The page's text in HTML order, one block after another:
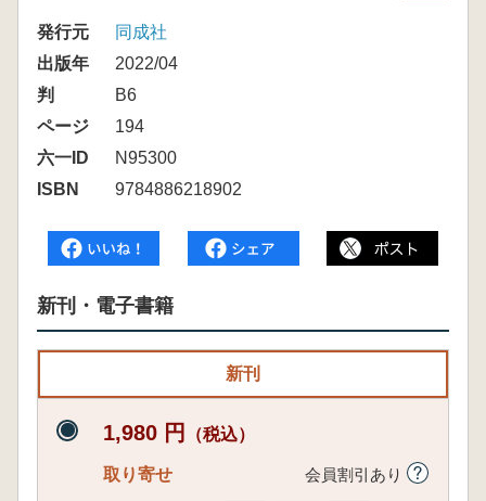
発行元
同成社
出版年
2022/04
判
B6
ページ
194
六一ID
N95300
ISBN
9784886218902
新刊・電子書籍
新刊
1,980 円 （税込）
取り寄せ 会員割引あり